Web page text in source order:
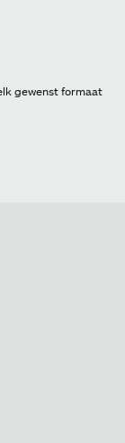
gewenst formaat